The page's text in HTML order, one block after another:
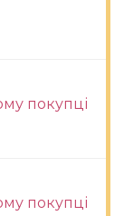
покупці
покупці